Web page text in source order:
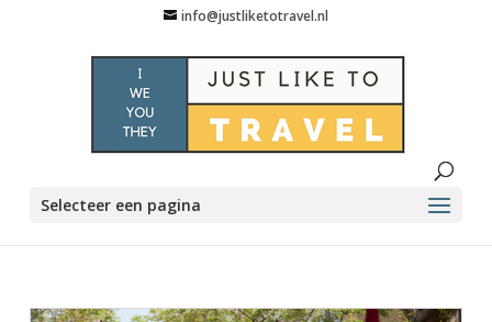
info@justliketotravel.nl
Selecteer een pagina